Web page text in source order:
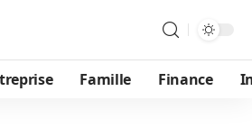
Famille Finance